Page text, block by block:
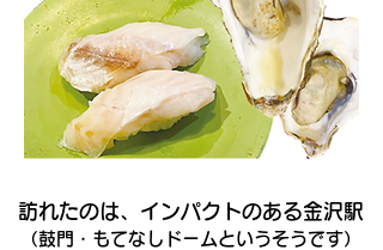
訪れたのは、インパクトのある金沢駅
（鼓門・もてなしドームというそうです）